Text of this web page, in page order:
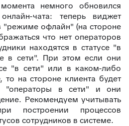
немного обновился
чата: теперь виджет
"режиме офлайн" (на стороне
что нет операторов
находятся в статусе "в
в сети". При этом если они
"в сети" или в каком-либо
то на стороне клиента будет
"операторы в сети" и они
Рекомендуем учитывать
построении процессов
сотрудников в системе.